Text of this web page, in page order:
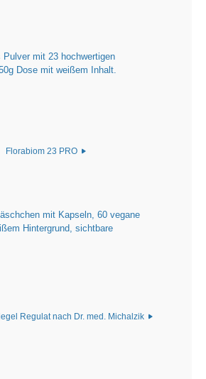
Florabiom 23 PRO
Regulat nach Dr. med. Michalzik